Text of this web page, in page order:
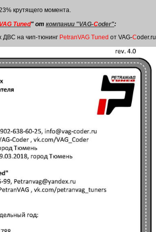
крутящего момента.
Tuned" от компании "VAG-Coder":
ДВС на чип-тюнинг PetranVAG Tuned от VAG-Coder.ru